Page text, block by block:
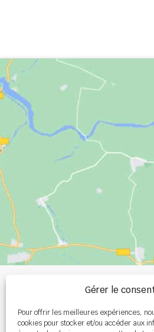
Gérer le
Pour offrir les meilleures expériences,
cookies pour stocker et/ou accéder aux